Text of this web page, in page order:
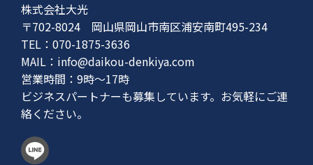
株式会社大光
〒702-8024 岡山県岡山市南区浦安南町495-234
TEL：070-1875-3636
MAIL： info@daikou-denkiya.com
営業時間：9時〜17時
ビジネスパートナーも募集しています。お気軽にご連
絡ください。